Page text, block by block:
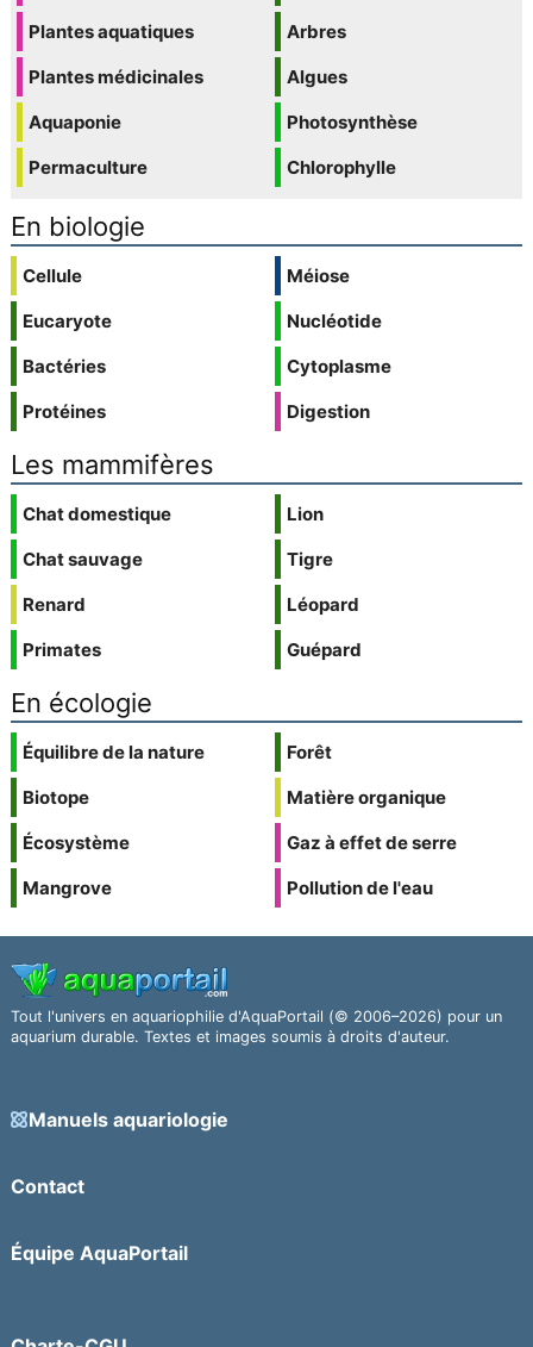
Plantes aquatiques
Plantes médicinales
Aquaponie
Permaculture
Arbres
Algues
Photosynthèse
Chlorophylle
En biologie
Cellule
Eucaryote
Bactéries
Protéines
Méiose
Nucléotide
Cytoplasme
Digestion
Les mammifères
Chat domestique
Chat sauvage
Renard
Primates
Lion
Tigre
Léopard
Guépard
En écologie
Équilibre de la nature
Biotope
Écosystème
Mangrove
Forêt
Matière organique
Gaz à effet de serre
Pollution de l'eau
Tout l'univers en aquariophilie d'AquaPortail (© 2006–2026) pour un
aquarium durable. Textes et images soumis à droits d'auteur.
Manuels aquariologie
Contact
Équipe AquaPortail